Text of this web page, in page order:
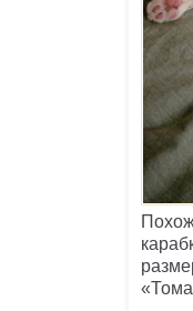
«Тома